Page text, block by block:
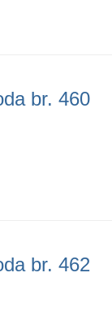
br. 460
br. 462